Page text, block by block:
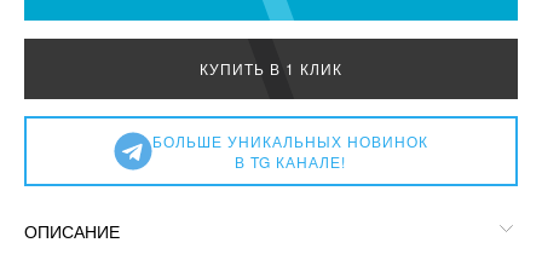
КУПИТЬ В 1 КЛИК
БОЛЬШЕ УНИКАЛЬНЫХ НОВИНОК
В TG КАНАЛЕ!
ОПИСАНИЕ